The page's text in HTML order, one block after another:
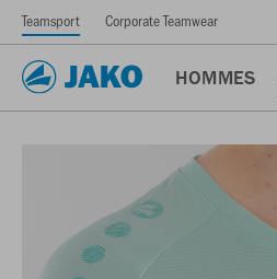
Teamsport Corporate Teamwear
HOMMES